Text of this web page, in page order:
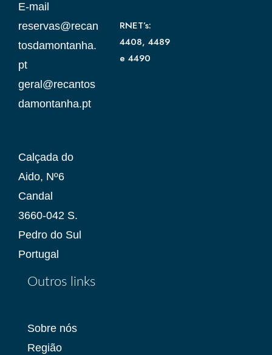
E-mail
reservas@recan
tosdamontanha.
pt
geral@recantos
damontanha.pt
Calçada do
Aido, Nº6
Candal
3660-042 S.
Pedro do Sul
Portugal
RNET’s:
4408, 4489
e 4490
Outros links
Sobre nós
Região